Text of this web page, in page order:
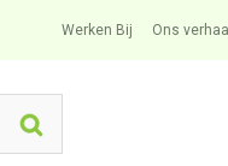
Werken Bij Ons verhaal
Search